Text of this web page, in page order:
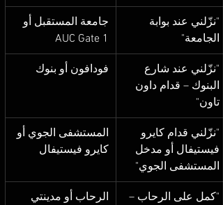
جامعة المستقبل أو
AUC Gate 1
"نزّلني عند بوابة
الجامعة"
فودافون أو بنوك
"نزّلني عند شارع
البنوك – قدام داون
تاون"
المستشفى الجوي أو
كايرو فيستيفال
"نزّلني قدام كايرو
فيستيفال أو مدخل
المستشفى الجوي"
الرحاب أو مدينتي
"كمل على الرحاب –